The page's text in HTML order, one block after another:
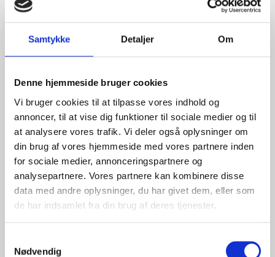
Samtykke Detaljer Om
Denne hjemmeside bruger cookies
Vi bruger cookies til at tilpasse vores indhold og
annoncer, til at vise dig funktioner til sociale medier og til
at analysere vores trafik. Vi deler også oplysninger om
din brug af vores hjemmeside med vores partnere inden
for sociale medier, annonceringspartnere og
analysepartnere. Vores partnere kan kombinere disse
data med andre oplysninger, du har givet dem, eller som
de har indsamlet fra din brug af deres tjenester.
Nødvendig
udstyr og har alsidige opgaver. Vi stræber efter at give vores
Kontakt